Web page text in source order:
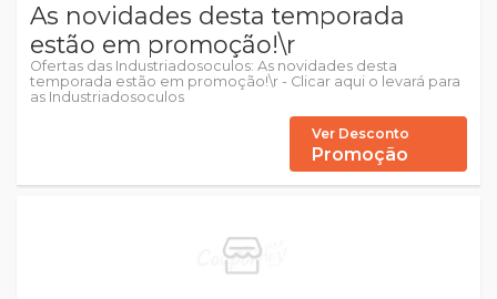
As novidades desta temporada
estão em promoção!\r
Ofertas das Industriadosoculos: As novidades desta
temporada estão em promoção!\r - Clicar aqui o levará para
as Industriadosoculos
Ver Desconto
Promoção